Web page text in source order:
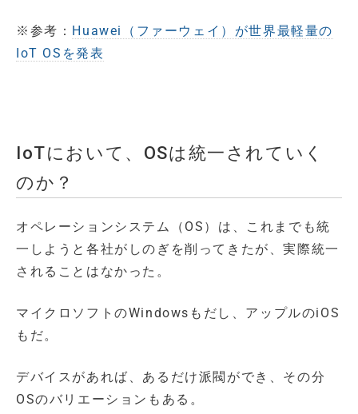
※参考： Huawei（ファーウェイ）が世界最軽量の
IoT OSを発表
IoTにおいて、OSは統一されていく
のか？
オペレーションシステム（OS）は、これまでも統
一しようと各社がしのぎを削ってきたが、実際統一
されることはなかった。
マイクロソフトのWindowsもだし、アップルのiOS
もだ。
デバイスがあれば、あるだけ派閥ができ、その分
OSのバリエーションもある。